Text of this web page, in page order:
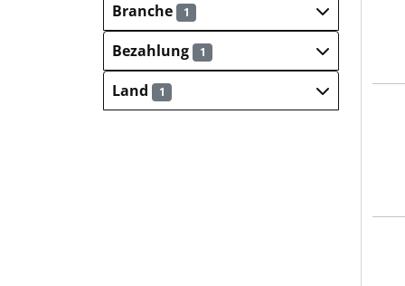
Branche 1
Bezahlung 1
Land 1